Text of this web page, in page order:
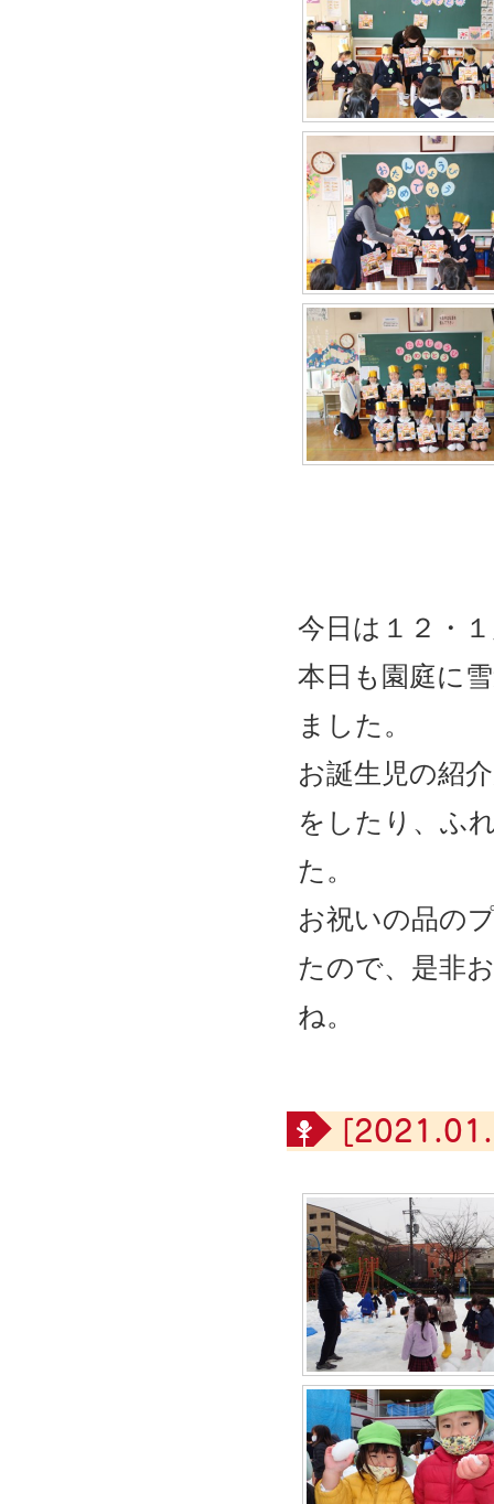
今日は１２・
本日も園庭に
ました。
お誕生児の紹
をしたり、ふ
た。
お祝いの品の
たので、是非
ね。